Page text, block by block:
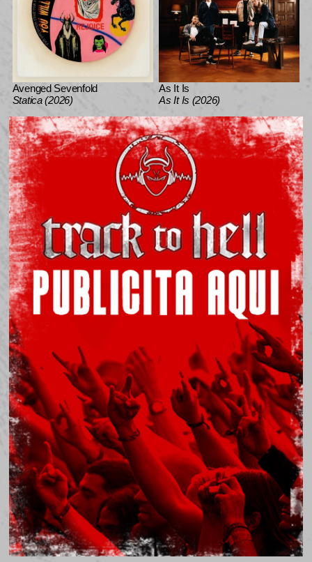
Avenged Sevenfold
Statica (2026)
As It Is
As It Is (2026)